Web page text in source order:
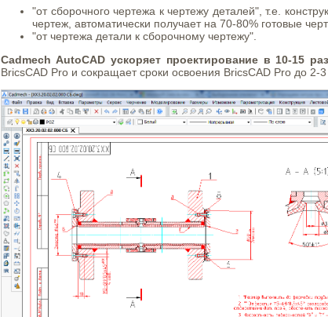
"от сборочного чертежа к чертежу деталей", т.е.
чертеж, автоматически получает на 70-80% готовые
"от чертежа детали к сборочному чертежу".
Cadmech AutoCAD ускоряет проектирование в 10-15 раз
BricsCAD Pro и сокращает сроки освоения BricsCAD Pro до 2-3